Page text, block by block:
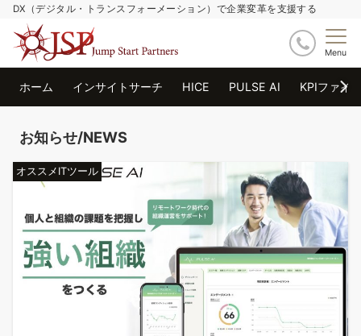
DX（デジタル・トランスフォーメーション）で企業変革を支援する
Menu
ホーム インサイトサーチ HICE PULSE AI KPIファイ
お知らせ/NEWS
オススメITツール